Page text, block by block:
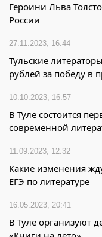
Героини Льва
России
27.11.2023, 16:44
Тульские
рублей за победу в
10.10.2023, 16:57
В Туле состоится
современной
11.09.2023, 12:32
Какие изменения
ЕГЭ по литературе
16.05.2023, 20:41
В Туле организуют